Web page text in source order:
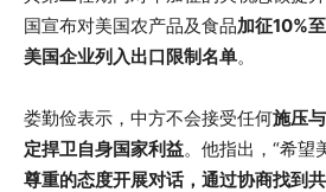
国宣布对美国农产品及食品加征10%
美国企业列入出口限制名单。
娄勤俭表示，中方不会接受任何施压
定捍卫自身国家利益。他指出，“希望
尊重的态度开展对话，通过协商找到